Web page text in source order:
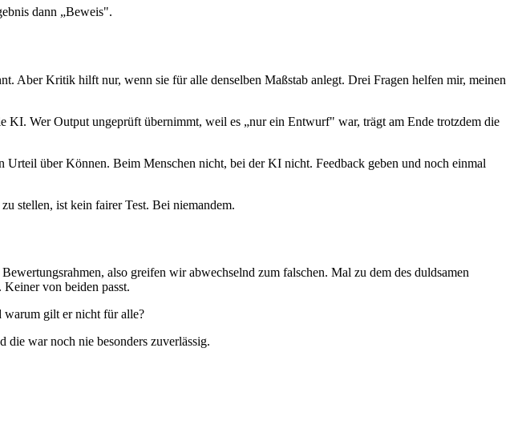
dann „Beweis".
Aber Kritik hilft nur, wenn sie für alle denselben Maßstab anlegt. Drei Fragen helfen mir, meinen
KI. Wer Output ungeprüft übernimmt, weil es „nur ein Entwurf" war, trägt am Ende trotzdem die
Urteil über Können. Beim Menschen nicht, bei der KI nicht. Feedback geben und noch einmal
stellen, ist kein fairer Test. Bei niemandem.
also greifen wir abwechselnd zum falschen. Mal zu dem des duldsamen
von beiden passt.
warum gilt er nicht für alle?
die war noch nie besonders zuverlässig.